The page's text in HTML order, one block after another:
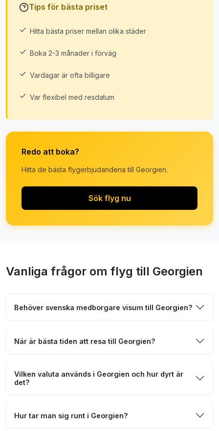
Tips för bästa priset
Hitta bästa priser mellan olika städer
Boka 2-3 månader i förväg
Vardagar är ofta billigare
Var flexibel med resdatum
Redo att boka?
Hitta de bästa flygerbjudandena till Georgien.
Sök flyg nu
Vanliga frågor om flyg till Georgien
Behöver svenska medborgare visum till Georgien?
När är bästa tiden att resa till Georgien?
Vilken valuta används i Georgien och hur dyrt är
det?
Hur tar man sig runt i Georgien?